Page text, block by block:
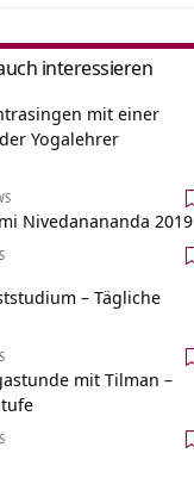
interessieren
mit einer
Yogalehrer
Nivedanananda 2019
– Tägliche
mit Tilman –